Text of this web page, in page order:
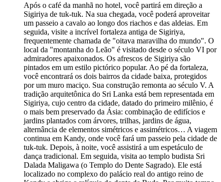
Após o café da manhã no hotel, você partirá em direção a
Sigiriya de tuk-tuk. Na sua chegada, você poderá aproveitar
um passeio a cavalo ao longo dos riachos e das aldeias. Em
seguida, visite a incrível fortaleza antiga de Sigiriya,
frequentemente chamada de "oitava maravilha do mundo". O
local da "montanha do Leão" é visitado desde o século VI por
admiradores apaixonados. Os afrescos de Sigiriya são
pintados em um estilo pictórico popular. Ao pé da fortaleza,
você encontrará os dois bairros da cidade baixa, protegidos
por um muro maciço. Sua construção remonta ao século V. A
tradição arquitetônica do Sri Lanka está bem representada em
Sigiriya, cujo centro da cidade, datado do primeiro milênio, é
o mais bem preservado da Ásia: combinação de edifícios e
jardins plantados com árvores, trilhas, jardins de água,
alternância de elementos simétricos e assimétricos… A viagem
continua em Kandy, onde você fará um passeio pela cidade de
tuk-tuk. Depois, à noite, você assistirá a um espetáculo de
dança tradicional. Em seguida, visita ao templo budista Sri
Dalada Maligawa (o Templo do Dente Sagrado). Ele está
localizado no complexo do palácio real do antigo reino de